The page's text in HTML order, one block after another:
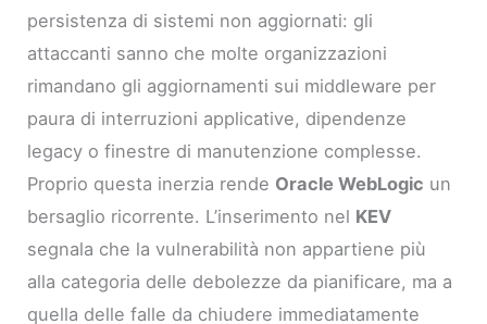
persistenza di sistemi non aggiornati: gli
attaccanti sanno che molte organizzazioni
rimandano gli aggiornamenti sui middleware per
paura di interruzioni applicative, dipendenze
legacy o finestre di manutenzione complesse.
Proprio questa inerzia rende Oracle WebLogic un
bersaglio ricorrente. L’inserimento nel KEV
segnala che la vulnerabilità non appartiene più
alla categoria delle debolezze da pianificare, ma a
quella delle falle da chiudere immediatamente